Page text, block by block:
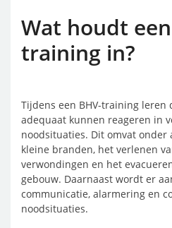
Wat houdt
training in?
Tijdens een BHV-training leren
adequaat kunnen reageren in
noodsituaties. Dit omvat onder
kleine branden, het verlenen
verwondingen en het
gebouw. Daarnaast wordt er
communicatie, alarmering en
noodsituaties.